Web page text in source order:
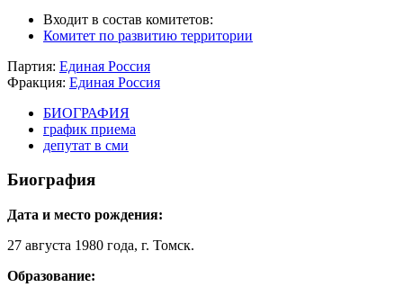
Входит в состав комитетов:
Комитет по развитию территории
Партия: Единая Россия
Фракция: Единая Россия
БИОГРАФИЯ
график приема
депутат в сми
Биография
Дата и место рождения:
27 августа 1980 года, г. Томск.
Образование: